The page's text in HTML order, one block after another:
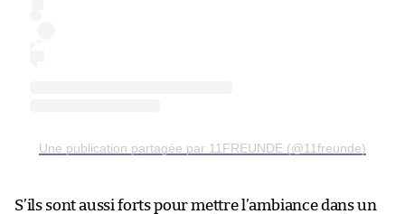
Une publication partagée par 11FREUNDE (@11freunde)
S’ils sont aussi forts pour mettre l’ambiance dans un